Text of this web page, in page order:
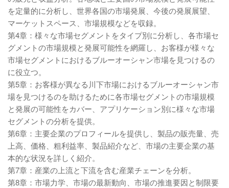
を定量的に分析し、世界各国の市場発展、今後の発展展望、
マーケットスペース、市場規模などを収録。
第4章：様々な市場セグメントをタイプ別に分析し、各市場セ
グメントの市場規模と発展可能性を網羅し、お客様が様々な
市場セグメントにおけるブルーオーシャン市場を見つけるの
に役立つ。
第5章：お客様が異なる川下市場におけるブルーオーシャン市
場を見つけるのを助けるために各市場セグメントの市場規模
と発展の可能性をカバー、アプリケーション別に様々な市場
セグメントの分析を提供。
第6章：主要企業のプロフィールを提供し、製品の販売量、売
上高、価格、粗利益率、製品紹介など、市場の主要企業の基
本的な状況を詳しく紹介。
第7章：産業の上流と下流を含む産業チェーンを分析。
第8章：市場力学、市場の最新動向、市場の推進要因と制限要